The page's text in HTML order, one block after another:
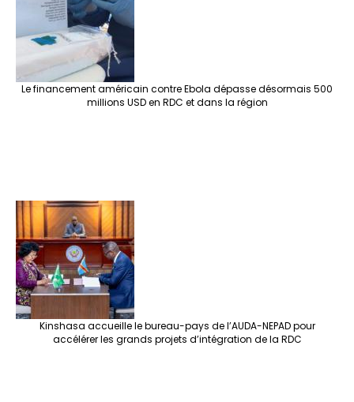
Le financement américain contre Ebola dépasse désormais 500
millions USD en RDC et dans la région
Kinshasa accueille le bureau-pays de l’AUDA-NEPAD pour
accélérer les grands projets d’intégration de la RDC